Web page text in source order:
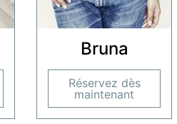
Bruna
Réservez dès
maintenant